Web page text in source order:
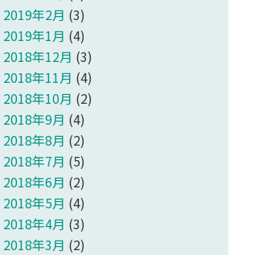
2019年2月 (3)
2019年1月 (4)
2018年12月 (3)
2018年11月 (4)
2018年10月 (2)
2018年9月 (4)
2018年8月 (2)
2018年7月 (5)
2018年6月 (2)
2018年5月 (4)
2018年4月 (3)
2018年3月 (2)